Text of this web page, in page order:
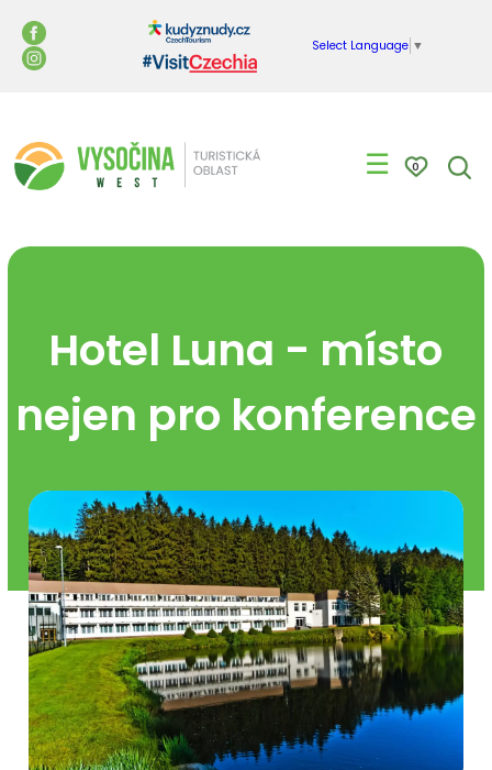
Select Language ▼
☰ 0
Hotel Luna - místo
nejen pro konference